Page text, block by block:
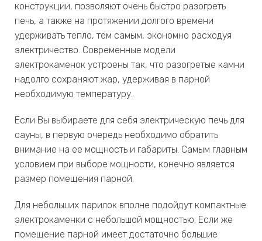
конструкции, позволяют очень быстро разогреть
печь, а также на протяжении долгого времени
удерживать тепло, тем самым, экономно расходуя
электричество. Современные модели
электрокаменок устроены так, что разогретые камни
надолго сохраняют жар, удерживая в парной
необходимую температуру.
Если Вы выбираете для себя электрическую печь для
сауны, в первую очередь необходимо обратить
внимание на ее мощность и габариты. Самым главным
условием при выборе мощности, конечно является
размер помещения парной.
Для небольших парилок вполне подойдут компактные
электрокаменки с небольшой мощностью. Если же
помещение парной имеет достаточно большие